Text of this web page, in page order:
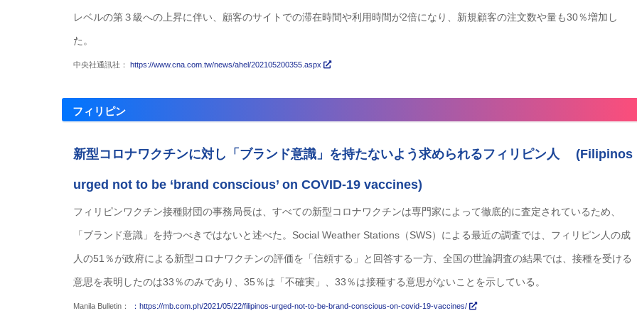
レベルの第３級への上昇に伴い、顧客のサイトでの滞在時間や利用時間が2倍になり、新規顧客の注文数や量も30％増加し
た。
中央社通訊社： https://www.cna.com.tw/news/ahel/202105200355.aspx
フィリピン
新型コロナワクチンに対し「ブランド意識」を持たないよう求められるフィリピン人 (Filipinos
urged not to be ‘brand conscious’ on COVID-19 vaccines)
フィリピンワクチン接種財団の事務局長は、すべての新型コロナワクチンは専門家によって徹底的に査定されているため、
「ブランド意識」を持つべきではないと述べた。Social Weather Stations（SWS）による最近の調査では、フィリピン人の成
人の51％が政府による新型コロナワクチンの評価を「信頼する」と回答する一方、全国の世論調査の結果では、接種を受ける
意思を表明したのは33％のみであり、35％は「不確実」、33％は接種する意思がないことを示している。
Manila Bulletin： ：https://mb.com.ph/2021/05/22/filipinos-urged-not-to-be-brand-conscious-on-covid-19-vaccines/